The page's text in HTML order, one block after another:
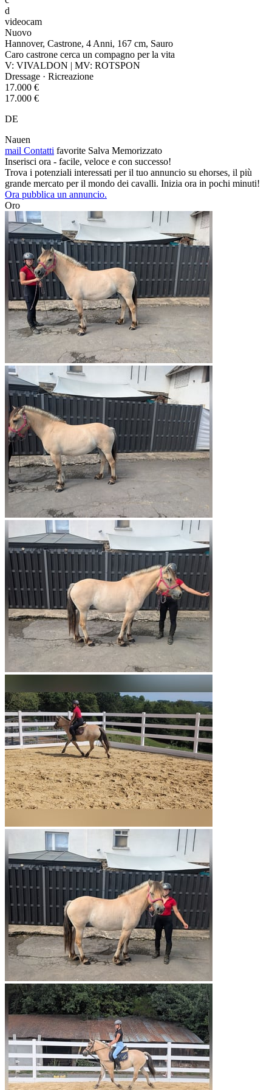
d
videocam
Nuovo
Hannover, Castrone, 4 Anni, 167 cm, Sauro
Caro castrone cerca un compagno per la vita
V: VIVALDON | MV: ROTSPON
Dressage · Ricreazione
17.000 €
17.000 €
DE
Nauen
mail Contatti favorite Salva Memorizzato
Inserisci ora - facile, veloce e con successo!
Trova i potenziali interessati per il tuo annuncio su ehorses, il più
grande mercato per il mondo dei cavalli. Inizia ora in pochi minuti!
Ora pubblica un annuncio.
Oro